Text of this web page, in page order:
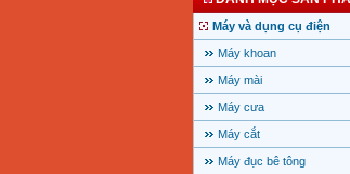
Máy và dụng cụ điện
Máy khoan
Máy mài
Máy cưa
Máy cắt
Máy đục bê tông